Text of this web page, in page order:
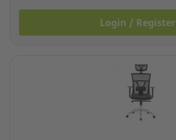
Login / Register